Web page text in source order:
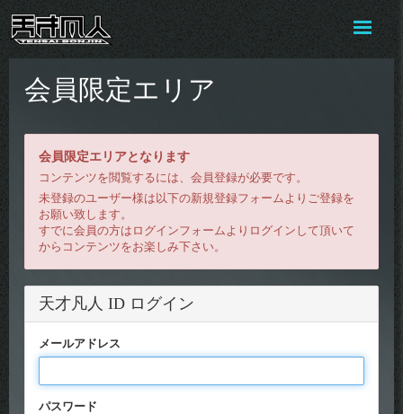
会員限定エリア
会員限定エリアとなります
コンテンツを閲覧するには、会員登録が必要です。
未登録のユーザー様は以下の新規登録フォームよりご登録を
お願い致します。
すでに会員の方はログインフォームよりログインして頂いて
からコンテンツをお楽しみ下さい。
天才凡人 ID ログイン
メールアドレス
パスワード